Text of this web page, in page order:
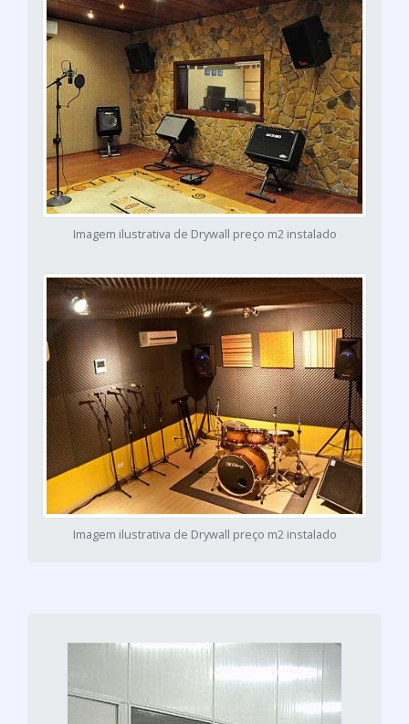
Imagem ilustrativa de Drywall preço m2 instalado
Imagem ilustrativa de Drywall preço m2 instalado